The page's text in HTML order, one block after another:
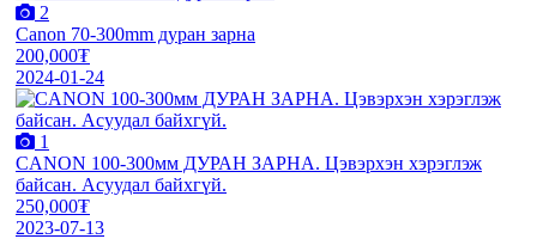
2
Canon 70-300mm дуран зарна
200,000₮
2024-01-24
1
CANON 100-300мм ДУРАН ЗАРНА. Цэвэрхэн хэрэглэж
байсан. Асуудал байхгүй.
250,000₮
2023-07-13